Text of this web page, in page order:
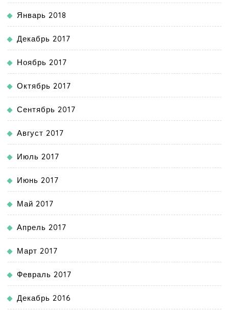
Январь 2018
Декабрь 2017
Ноябрь 2017
Октябрь 2017
Сентябрь 2017
Август 2017
Июль 2017
Июнь 2017
Май 2017
Апрель 2017
Март 2017
Февраль 2017
Декабрь 2016